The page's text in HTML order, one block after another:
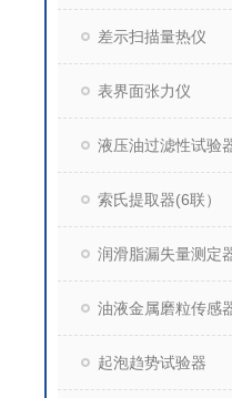
差示扫描量热仪
表界面张力仪
液压油过滤性试验
索氏提取器(6联）
润滑脂漏失量测定
油液金属磨粒传感
起泡趋势试验器